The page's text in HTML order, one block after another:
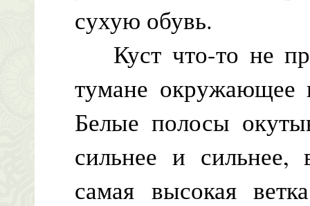
сухую обувь.
Куст что-то не
тумане окружающее
Белые полосы
сильнее и
самая высокая